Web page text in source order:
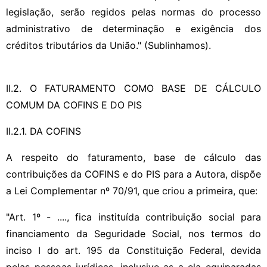
legislação, serão regidos pelas normas do processo
administrativo de determinação e exigência dos
créditos tributários da União." (Sublinhamos).
II.2. O FATURAMENTO COMO BASE DE CÁLCULO
COMUM DA COFINS E DO PIS
II.2.1. DA COFINS
A respeito do faturamento, base de cálculo das
contribuições da COFINS e do PIS para a Autora, dispõe
a Lei Complementar nº 70/91, que criou a primeira, que:
"Art. 1º - ...., fica instituída contribuição social para
financiamento da Seguridade Social, nos termos do
inciso I do art. 195 da Constituição Federal, devida